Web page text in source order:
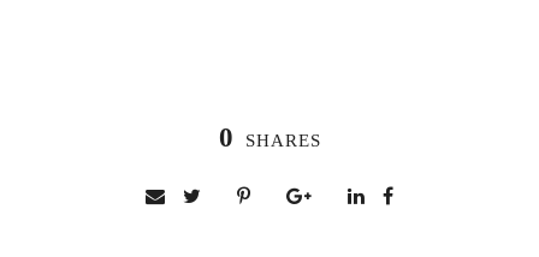
0 SHARES